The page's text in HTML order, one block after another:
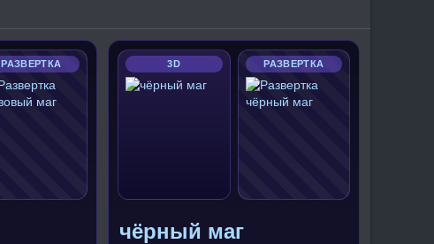
РАЗВЕРТКА 3D РАЗВЕРТКА
чёрный маг